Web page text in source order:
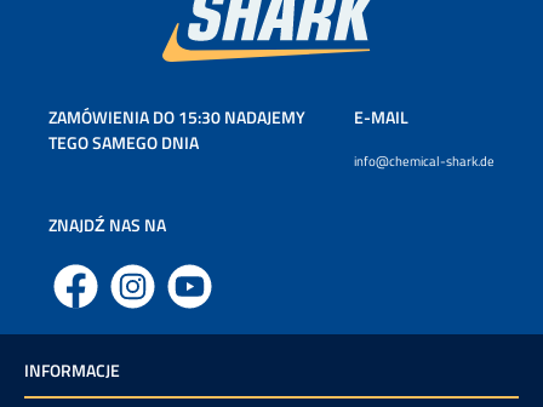
ZAMÓWIENIA DO 15:30 NADAJEMY
TEGO SAMEGO DNIA
E-MAIL
info@chemical-shark.de
ZNAJDŹ NAS NA
Facebook Instagram YouTube
INFORMACJE